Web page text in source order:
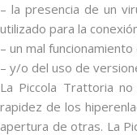
– la presencia de un
utilizado para la
– un mal
– y/o del uso de
La Piccola Trattoria
rapidez de los
apertura de otras. La